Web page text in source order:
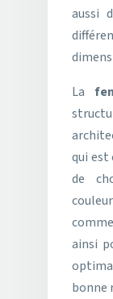
aussi
La
qui est
de
ainsi
bonne